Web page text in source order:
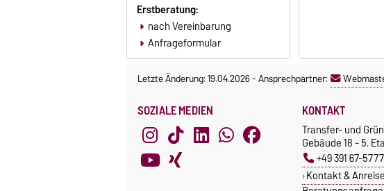
Erstberatung:
nach Vereinbarung
Anfrageformular
Letzte Änderung: 19.04.2026-Ansprechpartner:
SOZIALE MEDIEN KONTAKT
Transfer- und
Gebäude 18 - 5.
+49 391 67-
Kontakt & Anreise